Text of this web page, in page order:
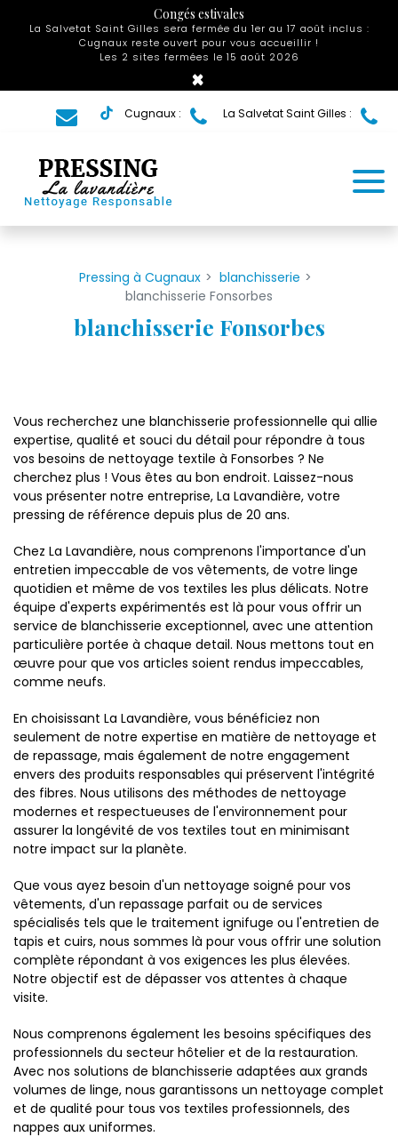
Congés estivales
La Salvetat Saint Gilles sera fermée du 1er au 17 août inclus :
Cugnaux reste ouvert pour vous accueillir !
Les 2 sites fermées le 15 août 2026
×
Cugnaux : La Salvetat Saint Gilles :
Pressing à Cugnaux
blanchisserie
blanchisserie Fonsorbes
blanchisserie Fonsorbes
Vous recherchez une blanchisserie professionnelle qui allie
expertise, qualité et souci du détail pour répondre à tous
vos besoins de nettoyage textile à Fonsorbes ? Ne
cherchez plus ! Vous êtes au bon endroit. Laissez-nous
vous présenter notre entreprise, La Lavandière, votre
pressing de référence depuis plus de 20 ans.
Chez La Lavandière, nous comprenons l'importance d'un
entretien impeccable de vos vêtements, de votre linge
quotidien et même de vos textiles les plus délicats. Notre
équipe d'experts expérimentés est là pour vous offrir un
service de blanchisserie exceptionnel, avec une attention
particulière portée à chaque detail. Nous mettons tout en
œuvre pour que vos articles soient rendus impeccables,
comme neufs.
En choisissant La Lavandière, vous bénéficiez non
seulement de notre expertise en matière de nettoyage et
de repassage, mais également de notre engagement
envers des produits responsables qui préservent l'intégrité
des fibres. Nous utilisons des méthodes de nettoyage
modernes et respectueuses de l'environnement pour
assurer la longévité de vos textiles tout en minimisant
notre impact sur la planète.
Que vous ayez besoin d'un nettoyage soigné pour vos
vêtements, d'un repassage parfait ou de services
spécialisés tels que le traitement ignifuge ou l'entretien de
tapis et cuirs, nous sommes là pour vous offrir une solution
complète répondant à vos exigences les plus élevées.
Notre objectif est de dépasser vos attentes à chaque
visite.
Nous comprenons également les besoins spécifiques des
professionnels du secteur hôtelier et de la restauration.
Avec nos solutions de blanchisserie adaptées aux grands
volumes de linge, nous garantissons un nettoyage complet
et de qualité pour tous vos textiles professionnels, des
nappes aux uniformes.
Panneau de gestion des cookies